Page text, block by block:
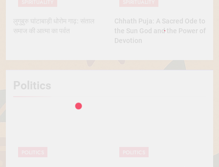
लुगुबुरु घांटाबाड़ी धोरोम गाढ़: संताल
समाज की आत्मा का पर्वत
Chhath Puja: A Sacred Ode to
the Sun God and the Power of
Devotion
Politics